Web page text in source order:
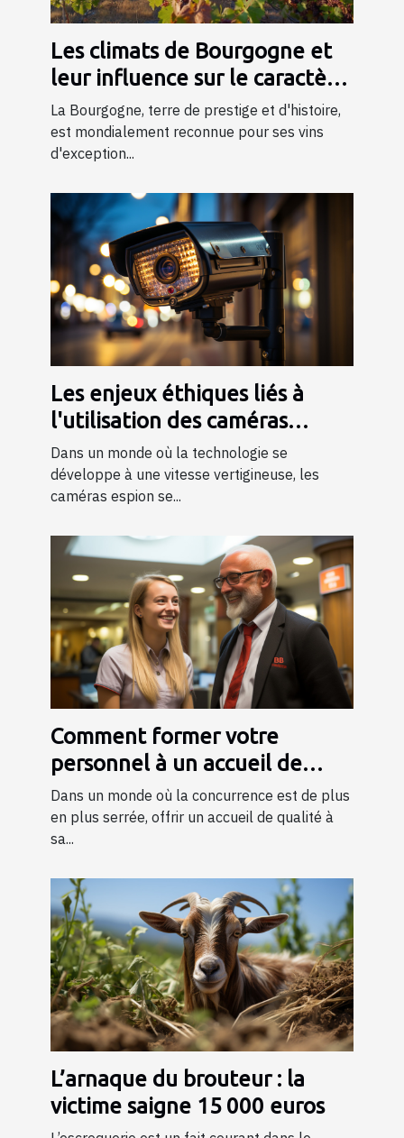
Les climats de Bourgogne et
leur influence sur le caractère
du vin
La Bourgogne, terre de prestige et d'histoire,
est mondialement reconnue pour ses vins
d'exception...
Les enjeux éthiques liés à
l'utilisation des caméras
espion dans la société
Dans un monde où la technologie se
développe à une vitesse vertigineuse, les
caméras espion se...
Comment former votre
personnel à un accueil de
qualité ?
Dans un monde où la concurrence est de plus
en plus serrée, offrir un accueil de qualité à
sa...
L’arnaque du brouteur : la
victime saigne 15 000 euros